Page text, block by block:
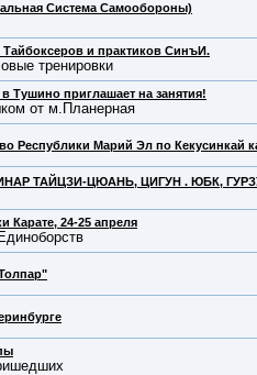
Система Самообороны)
Тайбоксеров и практиков СинъИ.
тренировки
Тушино приглашает на занятия!
от м.Планерная
Республики Марий Эл по Кекусинкай
ТАЙЦЗИ-ЦЮАНЬ, ЦИГУН . ЮБК,
Карате, 24-25 апреля